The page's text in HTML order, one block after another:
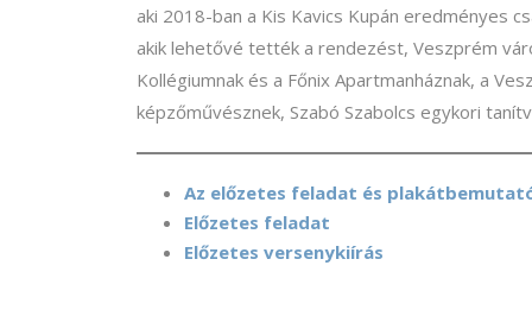
aki 2018-ban a Kis Kavics Kupán eredményes
akik lehetővé tették a rendezést, Veszprém
Kollégiumnak és a Főnix Apartmanháznak, a
képzőművésznek, Szabó Szabolcs egykori
Az előzetes feladat és
Előzetes feladat
Előzetes versenykiírás